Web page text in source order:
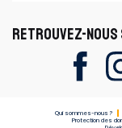
RETROUVEZ-
Qui sommes-nous ?
Protection des